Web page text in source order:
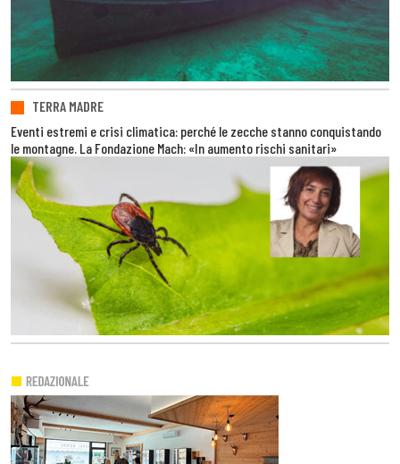
TERRA MADRE
Eventi estremi e crisi climatica: perché le zecche stanno conquistando
le montagne. La Fondazione Mach: «In aumento rischi sanitari»